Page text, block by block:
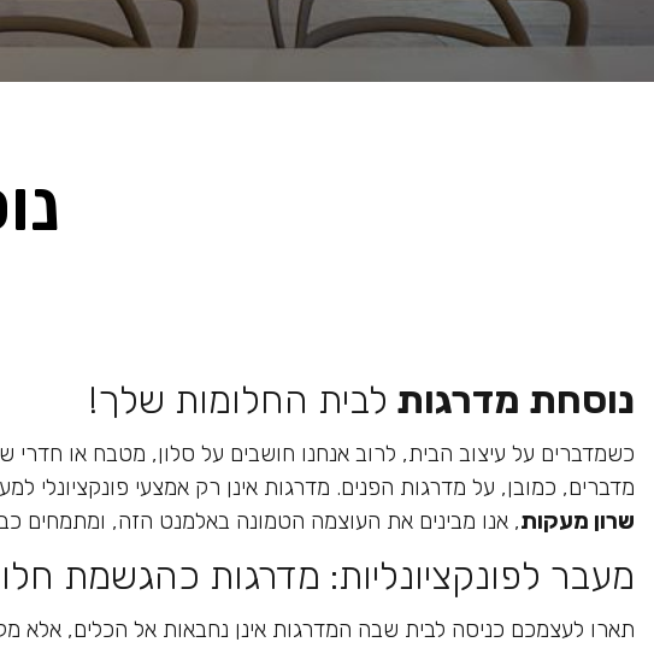
נוסחת מדרגות לבית החלומות שלך!
כשמדברים על עיצוב הבית, לרוב אנחנו חושבים על סלון, מטבח או חדרי
מדברים, כמובן, על מדרגות הפנים. מדרגות אינן רק אמצעי פונקציונלי
שרון מעקות, אנו מבינים את העוצמה הטמונה באלמנט הזה, ומתמחים כבר למעלה מ-35 שנה בתכנון וייצור מדרגות פנים ומעקות שמשלבים
מעבר לפונקציונליות: מדרגות כהגשמת
תארו לעצמכם כניסה לבית שבה המדרגות אינן נחבאות אל הכלים, אלא